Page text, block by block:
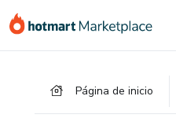
Página de inicio